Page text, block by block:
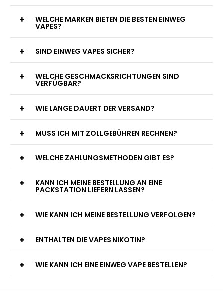
WELCHE MARKEN BIETEN DIE BESTEN EINWEG
VAPES?
SIND EINWEG VAPES SICHER?
WELCHE GESCHMACKSRICHTUNGEN SIND
VERFÜGBAR?
WIE LANGE DAUERT DER VERSAND?
MUSS ICH MIT ZOLLGEBÜHREN RECHNEN?
WELCHE ZAHLUNGSMETHODEN GIBT ES?
KANN ICH MEINE BESTELLUNG AN EINE
PACKSTATION LIEFERN LASSEN?
WIE KANN ICH MEINE BESTELLUNG VERFOLGEN?
ENTHALTEN DIE VAPES NIKOTIN?
WIE KANN ICH EINE EINWEG VAPE BESTELLEN?